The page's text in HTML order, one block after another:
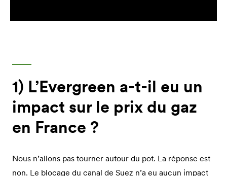
1) L’Evergreen a-t-il eu un
impact sur le prix du gaz
en France ?
Nous n’allons pas tourner autour du pot. La réponse est
non. Le blocage du canal de Suez n’a eu aucun impact